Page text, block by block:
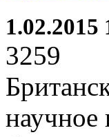
1.02.2015
3259